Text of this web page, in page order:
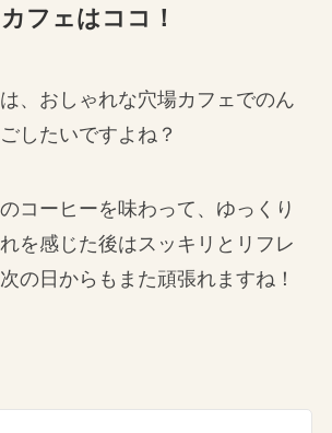
フェはココ！
、おしゃれな穴場カフェでのん
したいですよね？
コーヒーを味わって、ゆっくり
を感じた後はスッキリとリフレ
の日からもまた頑張れますね！